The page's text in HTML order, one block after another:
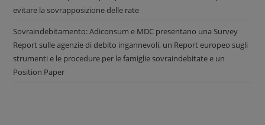
evitare la sovrapposizione delle rate
Sovraindebitamento: Adiconsum e MDC presentano una Survey
Report sulle agenzie di debito ingannevoli, un Report europeo sugli
strumenti e le procedure per le famiglie sovraindebitate e un
Position Paper